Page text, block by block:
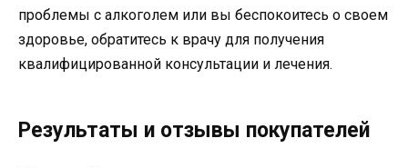
проблемы с алкоголем или вы беспокоитесь о своем
здоровье, обратитесь к врачу для получения
квалифицированной консультации и лечения.
Результаты и отзывы покупателей